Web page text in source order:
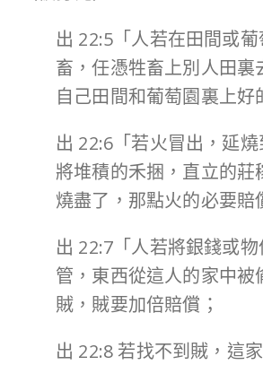
出 22:5「人若在田間或
畜，任憑牲畜上別人田裏
自己田間和葡萄園裏上好
出 22:6「若火冒出，延
將堆積的禾捆，直立的莊
燒盡了，那點火的必要賠
出 22:7「人若將銀錢或
管，東西從這人的家中被
賊，賊要加倍賠償；
出 22:8 若找不到賊，這